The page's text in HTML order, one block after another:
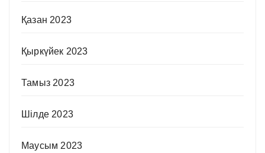
Қазан 2023
Қыркүйек 2023
Тамыз 2023
Шілде 2023
Маусым 2023